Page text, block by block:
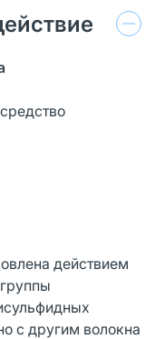
действием
с другим волокна